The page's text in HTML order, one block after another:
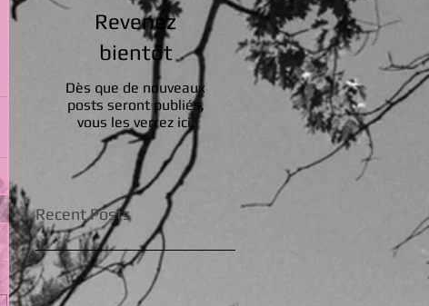
Revenez
bientôt
Dès que de nouveaux
posts seront publiés,
vous les verrez ici.
Recent Posts